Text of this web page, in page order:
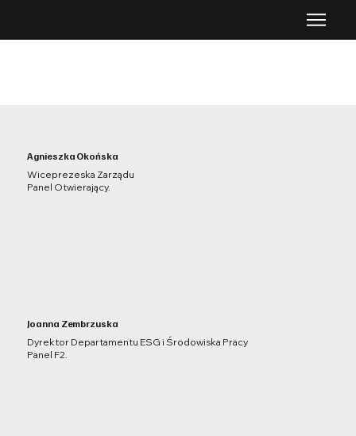
Agnieszka Okońska
Wiceprezeska Zarządu
Panel Otwierający.
Joanna Zembrzuska
Dyrektor Departamentu ESG i Środowiska Pracy
Panel F2.